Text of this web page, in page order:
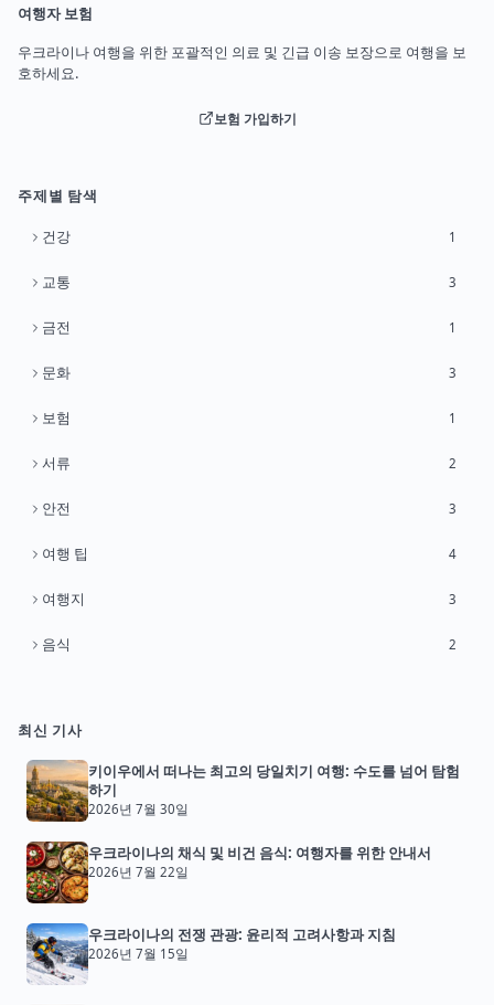
여행자 보험
우크라이나 여행을 위한 포괄적인 의료 및 긴급 이송 보장으로 여행을 보
호하세요.
보험 가입하기
주제별 탐색
건강 1
교통 3
금전 1
문화 3
보험 1
서류 2
안전 3
여행 팁 4
여행지 3
음식 2
최신 기사
키이우에서 떠나는 최고의 당일치기 여행: 수도를 넘어 탐험
하기
2026년 7월 30일
우크라이나의 채식 및 비건 음식: 여행자를 위한 안내서
2026년 7월 22일
우크라이나의 전쟁 관광: 윤리적 고려사항과 지침
2026년 7월 15일